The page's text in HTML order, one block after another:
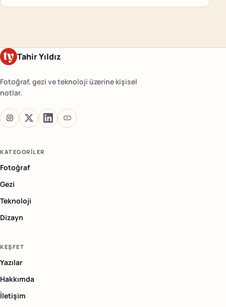
Tahir Yıldız
Fotoğraf, gezi ve teknoloji üzerine kişisel
notlar.
KATEGORILER
Fotoğraf
Gezi
Teknoloji
Dizayn
KEŞFET
Yazılar
Hakkımda
İletişim